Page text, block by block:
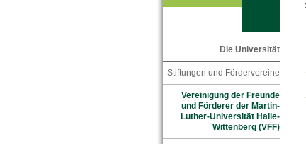
Die Universität
Stiftungen und Fördervereine
Vereinigung der Freunde
und Förderer der Martin-
Luther-Universität Halle-
Wittenberg (VFF)